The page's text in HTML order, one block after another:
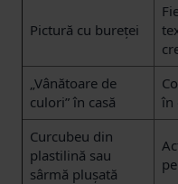
Pictură cu bureței
„Vânătoare de
culori” în casă
în
Curcubeu din
plastilină sau
sârmă plușată